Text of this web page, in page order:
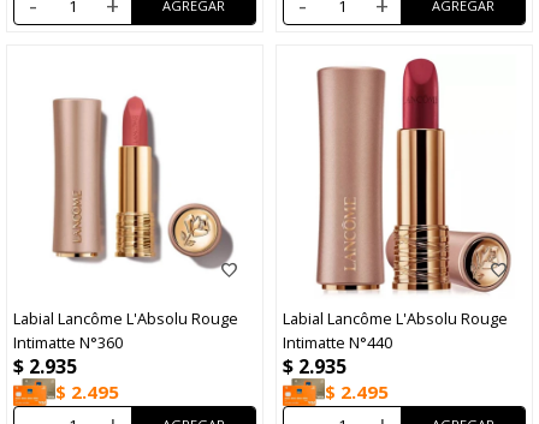
Labial Lancôme L'Absolu Rouge
Intimatte N°360
$ 2.935
$ 2.495
Labial Lancôme L'Absolu Rouge
Intimatte N°440
$ 2.935
$ 2.495